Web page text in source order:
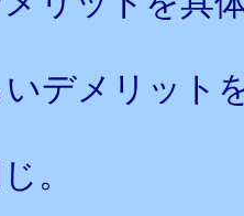
デメリット
。